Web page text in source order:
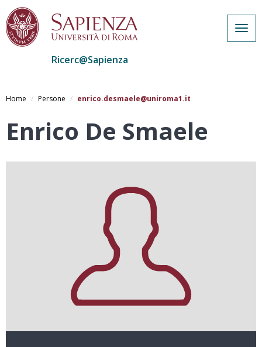
al
Ricerc@Sapienza
Home Persone enrico.desmaele@uniroma1.it
Enrico De Smaele